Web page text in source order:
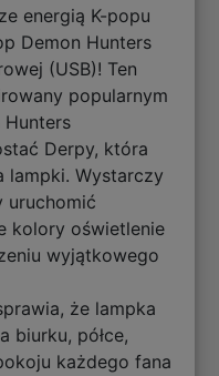
energią K-popu
Demon Hunters
(USB)! Ten
popularnym
Hunters
Derpy, która
lampki. Wystarczy
uruchomić
kolory oświetlenie
wyjątkowego
że lampka
biurku, półce,
każdego fana